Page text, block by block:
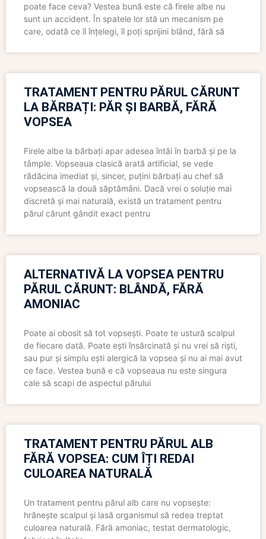
poate face ceva? Vestea bună este că firele albe nu
sunt un accident. În spatele lor stă un mecanism pe
care, odată ce îl înțelegi, îl poți sprijini blând, fără să
TRATAMENT PENTRU PĂRUL CĂRUNT
LA BĂRBAȚI: PĂR ȘI BARBĂ, FĂRĂ
VOPSEA
Firele albe la bărbați apar adesea întâi în barbă și pe la
tâmple. Vopseaua clasică arată artificial, se vede
rădăcina imediat și, sincer, puțini bărbați au chef să
vopsească la două săptămâni. Dacă vrei o soluție mai
discretă și mai naturală, există un tratament pentru
părul cărunt gândit exact pentru
ALTERNATIVĂ LA VOPSEA PENTRU
PĂRUL CĂRUNT: BLÂNDĂ, FĂRĂ
AMONIAC
Poate ai obosit să tot vopsești. Poate te ustură scalpul
de fiecare dată. Poate ești însărcinată și nu vrei să riști,
sau pur și simplu ești alergică la vopsea și nu ai mai avut
ce face. Vestea bună e că vopseaua nu este singura
cale să scapi de aspectul părului
TRATAMENT PENTRU PĂRUL ALB
FĂRĂ VOPSEA: CUM ÎȚI REDAI
CULOAREA NATURALĂ
Un tratament pentru părul alb care nu vopsește:
hrănește scalpul și lasă organismul să redea treptat
culoarea naturală. Fără amoniac, testat dermatologic,